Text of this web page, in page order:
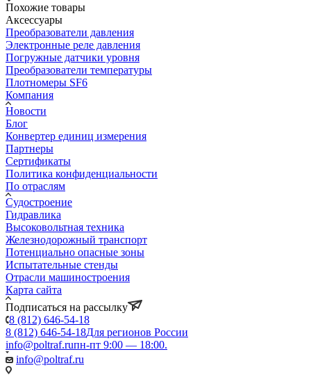
Похожие товары
Аксессуары
Преобразователи давления
Электронные реле давления
Погружные датчики уровня
Преобразователи температуры
Плотномеры SF6
Компания
Новости
Блог
Конвертер единиц измерения
Партнеры
Сертификаты
Политика конфиденциальности
По отраслям
Судостроение
Гидравлика
Высоковольтная техника
Железнодорожный транспорт
Потенциально опасные зоны
Испытательные стенды
Отрасли машиностроения
Карта сайта
Подписаться на рассылку
8 (812) 646-54-18
8 (812) 646-54-18Для регионов России
info@poltraf.ruпн-пт 9:00 — 18:00.
info@poltraf.ru